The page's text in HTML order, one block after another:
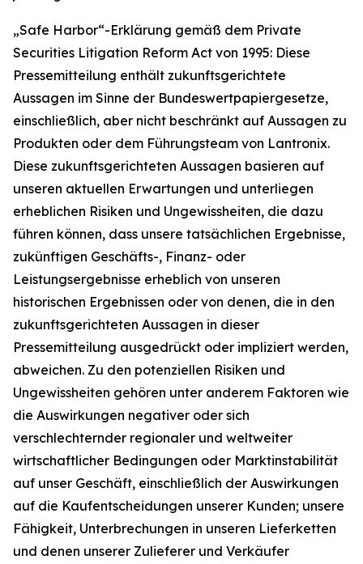
„Safe Harbor“-Erklärung gemäß dem Private
Securities Litigation Reform Act von 1995: Diese
Pressemitteilung enthält zukunftsgerichtete
Aussagen im Sinne der Bundeswertpapiergesetze,
einschließlich, aber nicht beschränkt auf Aussagen zu
Produkten oder dem Führungsteam von Lantronix.
Diese zukunftsgerichteten Aussagen basieren auf
unseren aktuellen Erwartungen und unterliegen
erheblichen Risiken und Ungewissheiten, die dazu
führen können, dass unsere tatsächlichen Ergebnisse,
zukünftigen Geschäfts-, Finanz- oder
Leistungsergebnisse erheblich von unseren
historischen Ergebnissen oder von denen, die in den
zukunftsgerichteten Aussagen in dieser
Pressemitteilung ausgedrückt oder impliziert werden,
abweichen. Zu den potenziellen Risiken und
Ungewissheiten gehören unter anderem Faktoren wie
die Auswirkungen negativer oder sich
verschlechternder regionaler und weltweiter
wirtschaftlicher Bedingungen oder Marktinstabilität
auf unser Geschäft, einschließlich der Auswirkungen
auf die Kaufentscheidungen unserer Kunden; unsere
Fähigkeit, Unterbrechungen in unseren Lieferketten
und denen unserer Zulieferer und Verkäufer